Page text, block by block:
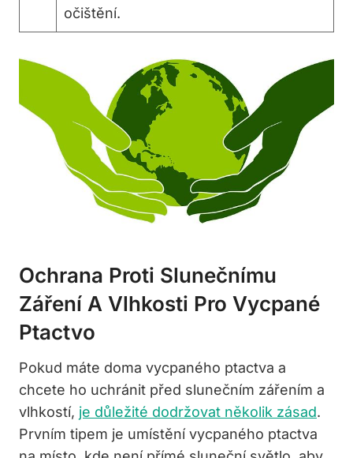
očištění.
Ochrana Proti Slunečnímu
Záření A Vlhkosti Pro Vycpané
Ptactvo
Pokud máte doma vycpaného ptactva a
chcete ho uchránit před slunečním zářením a
vlhkostí, je důležité dodržovat několik zásad.
Prvním tipem je umístění vycpaného ptactva